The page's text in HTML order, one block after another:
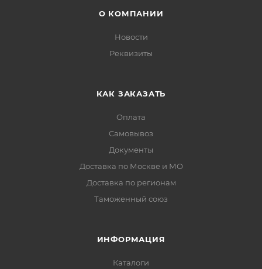
О КОМПАНИИ
Новости
Реквизиты
КАК ЗАКАЗАТЬ
Оплата
Самовывоз
Документы
Доставка по Москве и МО
Доставка по регионам
Таможенный союз
ИНФОРМАЦИЯ
Каталоги